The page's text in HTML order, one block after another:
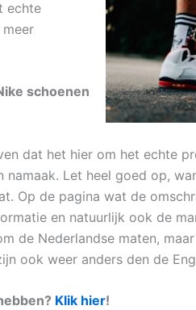
echte
schoenen
dat het hier om het echte
namaak. Let heel goed op,
Op de pagina wat de
en natuurlijk ook de
de Nederlandse maten,
ook weer anders den de
Klik hier!